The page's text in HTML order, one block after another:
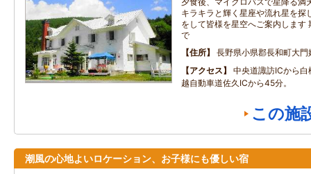
キラキラと輝く星座や流れ星を探
をして皆様を星空へご案内しま
で
住所
長野県小県郡長和町大
アクセス
中央道諏訪ICから
越自動車道佐久ICから45分。
この施
潮風の心地よいロケーション、お子様にも優しい宿